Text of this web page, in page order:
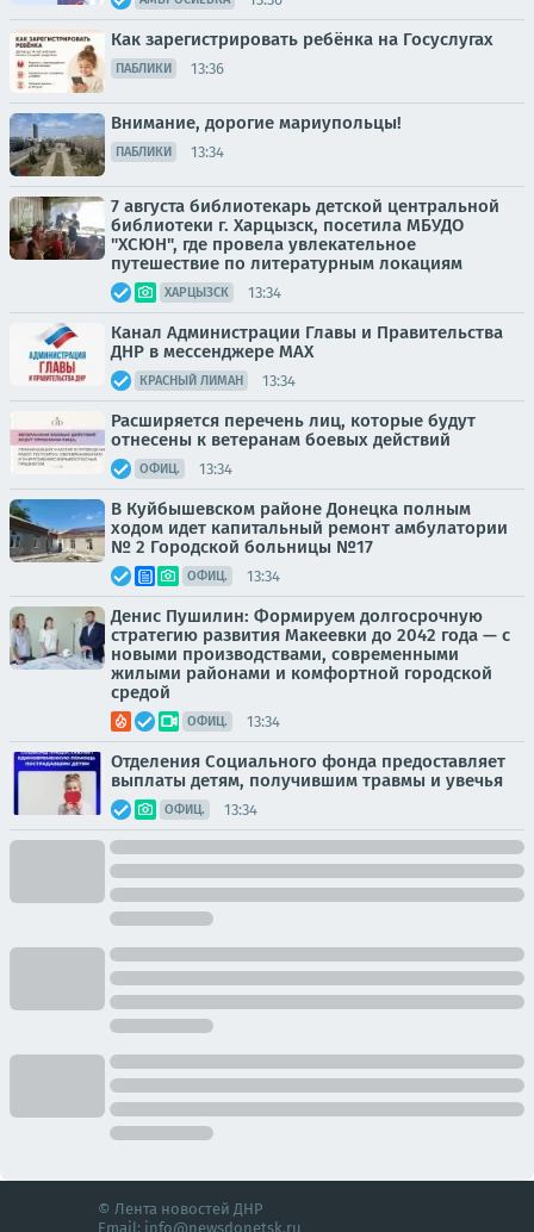
Как зарегистрировать ребёнка на Госуслугах
ПАБЛИКИ 13:36
Внимание, дорогие мариупольцы!
ПАБЛИКИ 13:34
7 августа библиотекарь детской центральной
библиотеки г. Харцызск, посетила МБУДО
"ХСЮН", где провела увлекательное
путешествие по литературным локациям
ХАРЦЫЗСК 13:34
Канал Администрации Главы и Правительства
ДНР в мессенджере MAX
КРАСНЫЙ ЛИМАН 13:34
Расширяется перечень лиц, которые будут
отнесены к ветеранам боевых действий
ОФИЦ. 13:34
В Куйбышевском районе Донецка полным
ходом идет капитальный ремонт амбулатории
№ 2 Городской больницы №17
ОФИЦ. 13:34
Денис Пушилин: Формируем долгосрочную
стратегию развития Макеевки до 2042 года — с
новыми производствами, современными
жилыми районами и комфортной городской
средой
ОФИЦ. 13:34
Отделения Социального фонда предоставляет
выплаты детям, получившим травмы и увечья
ОФИЦ. 13:34
© Лента новостей ДНР
Email: info@newsdonetsk.ru